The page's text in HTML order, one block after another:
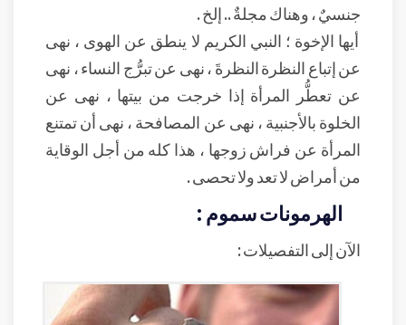
جنسيٌ ، وهناك مجلةٌ .. إلخ .
أيها الإخوة ؛ النبي الكريم لا ينطق عن الهوى ، نهى
عن إتباع النظرة النظرةَ ، نهى عن تبرُّج النساء ، نهى
عن تعطُّر المرأة إذا خرجت من بيتها ، نهى عن
الخلوة بالأجنبية ، نهى عن المصافحة ، نهى أن تمتنع
المرأة عن فراش زوجها ، هذا كله من أجل الوقاية
من أمراض لا تعد ولا تحصى .
الهرمونات سموم :
الآن إلى التفصيلات :